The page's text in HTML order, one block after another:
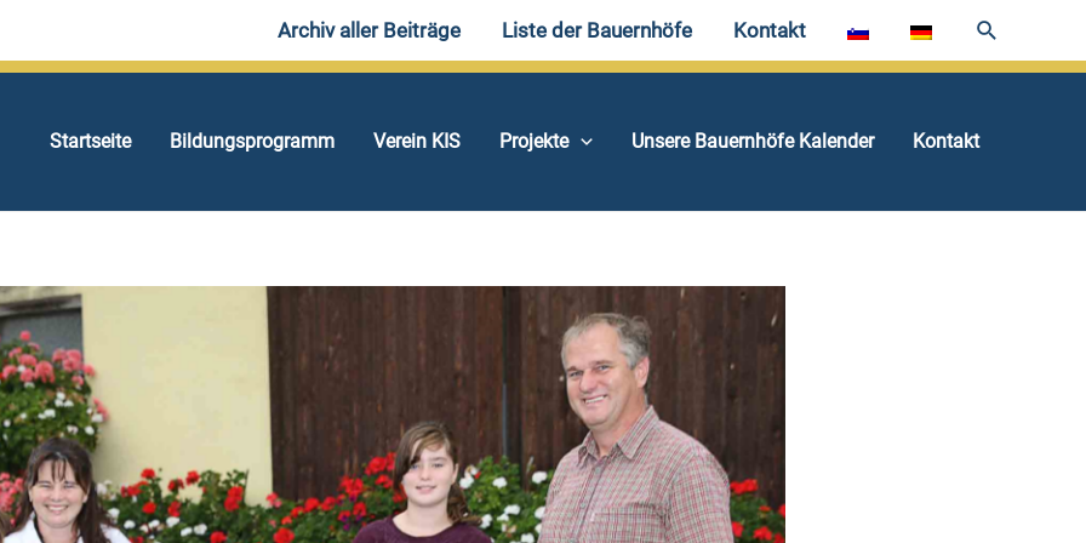
Archiv aller Beiträge Liste der Bauernhöfe Kontakt
Startseite Bildungsprogramm Verein KIS Projekte Unsere Bauernhöfe Kalender Kontakt